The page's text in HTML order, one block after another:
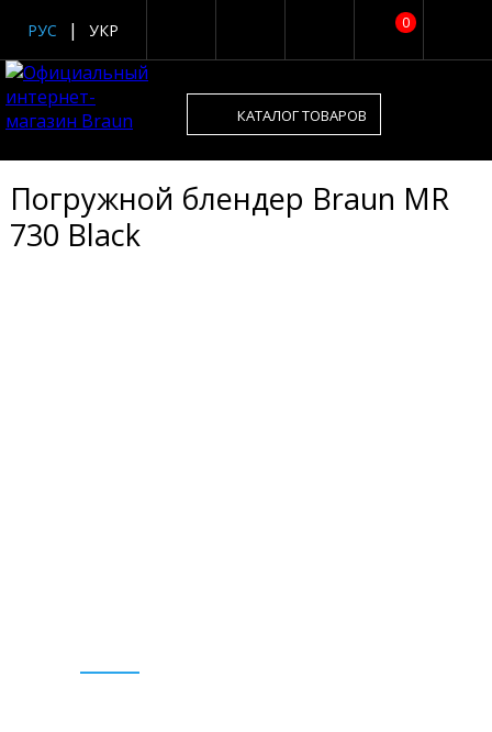
0
РУС УКР
КАТАЛОГ ТОВАРОВ
Погружной блендер Braun MR
730 Black